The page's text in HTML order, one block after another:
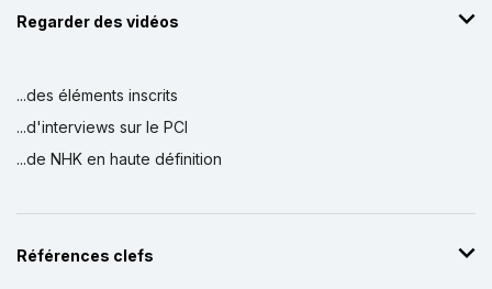
Regarder des vidéos
...des éléments inscrits
...d'interviews sur le PCI
...de NHK en haute définition
Références clefs